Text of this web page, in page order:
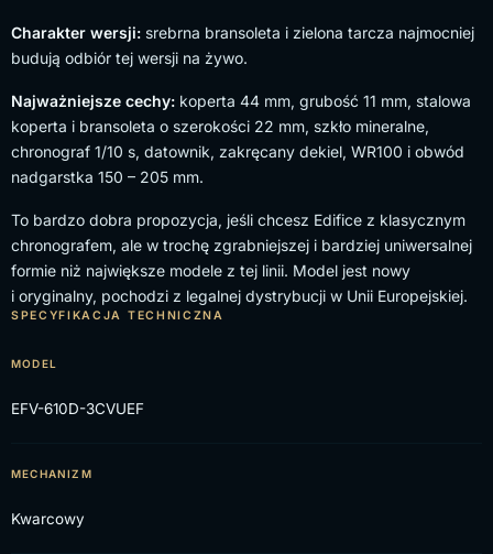
Charakter wersji: srebrna bransoleta i zielona tarcza najmocniej
budują odbiór tej wersji na żywo.
Najważniejsze cechy: koperta 44 mm, grubość 11 mm, stalowa
koperta i bransoleta o szerokości 22 mm, szkło mineralne,
chronograf 1/10 s, datownik, zakręcany dekiel, WR100 i obwód
nadgarstka 150 – 205 mm.
To bardzo dobra propozycja, jeśli chcesz Edifice z klasycznym
chronografem, ale w trochę zgrabniejszej i bardziej uniwersalnej
formie niż największe modele z tej linii. Model jest nowy
i oryginalny, pochodzi z legalnej dystrybucji w Unii Europejskiej.
SPECYFIKACJA TECHNICZNA
MODEL
EFV-610D-3CVUEF
MECHANIZM
Kwarcowy